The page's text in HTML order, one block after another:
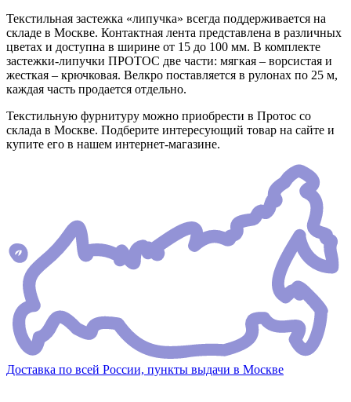
Текстильная застежка «липучка» всегда поддерживается на
складе в Москве. Контактная лента представлена в различных
цветах и доступна в ширине от 15 до 100 мм. В комплекте
застежки-липучки ПРОТОС две части: мягкая – ворсистая и
жесткая – крючковая. Велкро поставляется в рулонах по 25 м,
каждая часть продается отдельно.
Текстильную фурнитуру можно приобрести в Протос со
склада в Москве. Подберите интересующий товар на сайте и
купите его в нашем интернет-магазине.
Доставка по всей России, пункты выдачи в Москве